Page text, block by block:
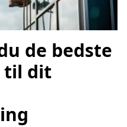
de bedste
til dit